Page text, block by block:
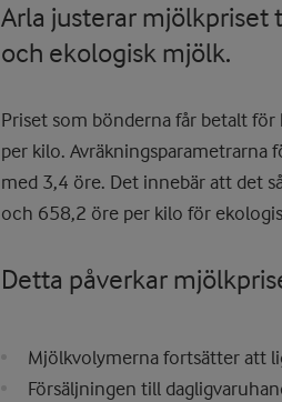
Arla justerar mjölkpriset
och ekologisk mjölk.
Priset som bönderna får betalt
per kilo. Avräkningsparametrarna
med 3,4 öre. Det innebär att det
och 658,2 öre per kilo för
Detta påverkar
Mjölkvolymerna fortsätter att
Försäljningen till